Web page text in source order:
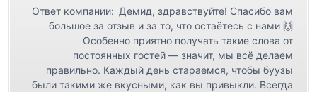
Ответ компании: Демид, здравствуйте! Спасибо вам
большое за отзыв и за то, что остаётесь с нами 🙌
Особенно приятно получать такие слова от
постоянных гостей — значит, мы всё делаем
правильно. Каждый день стараемся, чтобы буузы
были такими же вкусными, как вы привыкли. Всегда